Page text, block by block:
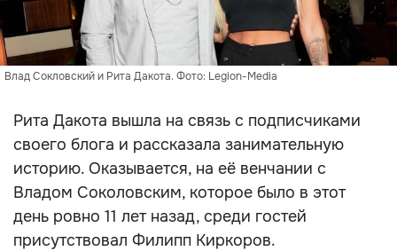
Влад Сокловский и Рита Дакота. Фото: Legion-Media
Рита Дакота вышла на связь с подписчиками
своего блога и рассказала занимательную
историю. Оказывается, на её венчании с
Владом Соколовским, которое было в этот
день ровно 11 лет назад, среди гостей
присутствовал Филипп Киркоров.